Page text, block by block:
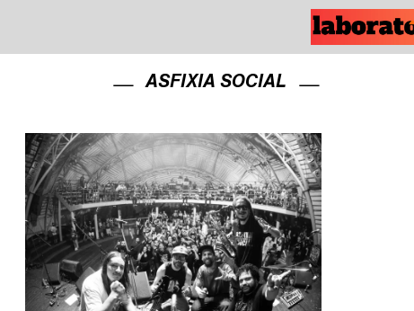
ASFIXIA SOCIAL